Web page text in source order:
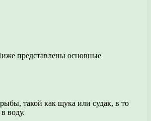
представлены основные
такой как щука или судак, в то
воду.